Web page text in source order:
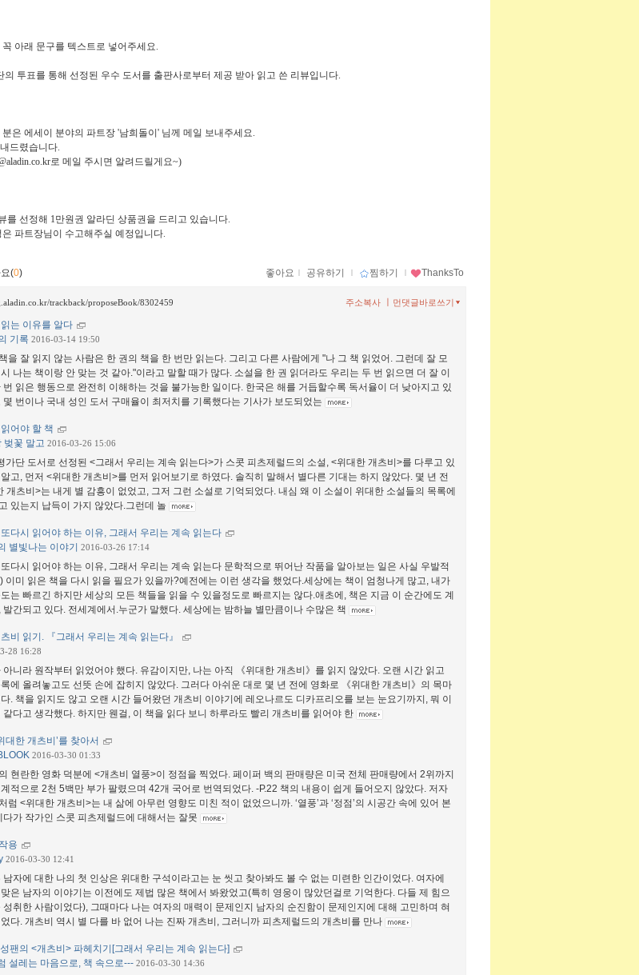
아래 문구를 텍스트로 넣어주세요.
투표를 통해 선정된 우수 도서를 출판사로부터 제공 받아 읽고 쓴 리뷰입니다.
은 에세이 분야의 파트장 '남희돌이' 님께 메일 보내주세요.
드렸습니다.
로 메일 주시면 알려드릴게요~)
를 선정해 1만원권 알라딘 상품권을 드리고 있습니다.
파트장님이 수고해주실 예정입니다.
(0) 좋아요 ｌ 공유하기 ｌ 찜하기 ｌ ThanksTo
trackback/proposeBook/8302459 먼댓글바로쓰기
주소복사
는 이유를 알다
기록 2016-03-14 19:50
을 잘 읽지 않는 사람은 한 권의 책을 한 번만 읽는다. 그리고 다른 사람에게 "나 그 책 읽었어. 그런데 잘 모
나는 책이랑 안 맞는 것 같아."이라고 말할 때가 많다. 소설을 한 권 읽더라도 우리는 두 번 읽으면 더 잘 이
번 읽은 행동으로 완전히 이해하는 것을 불가능한 일이다. 한국은 해를 거듭할수록 독서율이 더 낮아지고 있
몇 번이나 국내 성인 도서 구매율이 최저치를 기록했다는 기사가 보도되었는
어야 할 책
벚꽃 말고 2016-03-26 15:06
가단 도서로 선정된 <그래서 우리는 계속 읽는다>가 스콧 피츠제럴드의 소설, <위대한 개츠비>를 다루고 있
고, 먼저 <위대한 개츠비>를 먼저 읽어보기로 하였다. 솔직히 말해서 별다른 기대는 하지 않았다. 몇 년 전
개츠비>는 내게 별 감흥이 없었고, 그저 그런 소설로 기억되었다. 내심 왜 이 소설이 위대한 소설들의 목록에
있는지 납득이 가지 않았다.그런데 놀
다시 읽어야 하는 이유, 그래서 우리는 계속 읽는다
별빛나는 이야기 2016-03-26 17:14
다시 읽어야 하는 이유, 그래서 우리는 계속 읽는다 문학적으로 뛰어난 작품을 알아보는 일은 사실 우발적
이미 읽은 책을 다시 읽을 필요가 있을까?예전에는 이런 생각을 했었다.세상에는 책이 엄청나게 많고, 내가
는 빠르긴 하지만 세상의 모든 책들을 읽을 수 있을정도로 빠르지는 않다.애초에, 책은 지금 이 순간에도 계
발간되고 있다. 전세계에서.누군가 말했다. 세상에는 밤하늘 별만큼이나 수많은 책
비 읽기. 『그래서 우리는 계속 읽는다』
28 16:28
아니라 원작부터 읽었어야 했다. 유감이지만, 나는 아직 《위대한 개츠비》를 읽지 않았다. 오랜 시간 읽고
에 올려놓고도 선뜻 손에 잡히지 않았다. 그러다 아쉬운 대로 몇 년 전에 영화로 《위대한 개츠비》의 목마
. 책을 읽지도 않고 오랜 시간 들어왔던 개츠비 이야기에 레오나르도 디카프리오를 보는 눈요기까지, 뭐 이
같다고 생각했다. 하지만 웬걸, 이 책을 읽다 보니 하루라도 빨리 개츠비를 읽어야 한
대한 개츠비’를 찾아서
2016-03-30 01:33
현란한 영화 덕분에 <개츠비 열풍>이 정점을 찍었다. 페이퍼 백의 판매량은 미국 전체 판매량에서 2위까지
적으로 2천 5백만 부가 팔렸으며 42개 국어로 번역되었다. -P.22 책의 내용이 쉽게 들어오지 않았다. 저자
럼 <위대한 개츠비>는 내 삶에 아무런 영향도 미친 적이 없었으니까. ‘열풍’과 ‘정점’의 시공간 속에 있어 본
다가 작가인 스콧 피츠제럴드에 대해서는 잘못
용
2016-03-30 12:41
남자에 대한 나의 첫 인상은 위대한 구석이라고는 눈 씻고 찾아봐도 볼 수 없는 미련한 인간이었다. 여자에
은 남자의 이야기는 이전에도 제법 많은 책에서 봐왔었고(특히 영웅이 많았던걸로 기억한다. 다들 제 힘으
성취한 사람이었다), 그때마다 나는 여자의 매력이 문제인지 남자의 순진함이 문제인지에 대해 고민하며 혀
다. 개츠비 역시 별 다를 바 없어 나는 진짜 개츠비, 그러니까 피츠제럴드의 개츠비를 만나
팬의 <개츠비> 파헤치기[그래서 우리는 계속 읽는다]
설레는 마음으로, 책 속으로--- 2016-03-30 14:36